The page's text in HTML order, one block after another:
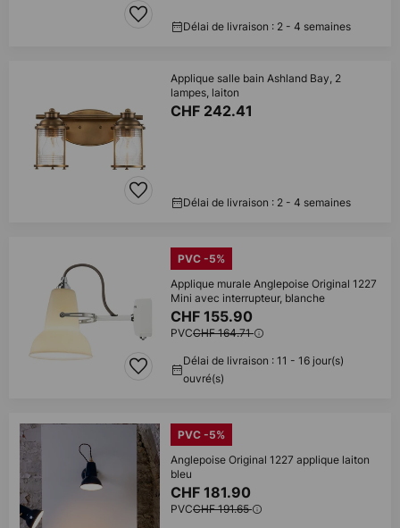
Délai de livraison : 2 - 4 semaines
Applique salle bain Ashland Bay, 2
lampes, laiton
CHF 242.41
Délai de livraison : 2 - 4 semaines
PVC -5%
Applique murale Anglepoise Original 1227
Mini avec interrupteur, blanche
CHF 155.90
PVCCHF 164.71
Délai de livraison : 11 - 16 jour(s)
ouvré(s)
PVC -5%
Anglepoise Original 1227 applique laiton
bleu
CHF 181.90
PVCCHF 191.65